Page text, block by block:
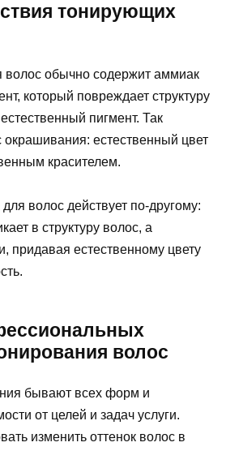
тонирующих
волос обычно содержит аммиак
который повреждает структуру
пигмент. Так
окрашивания: естественный цвет
красителем.
волос действует по-другому:
в структуру волос, а
придавая естественному цвету
волос
бывают всех форм и
от целей и задач услуги.
изменить оттенок волос в